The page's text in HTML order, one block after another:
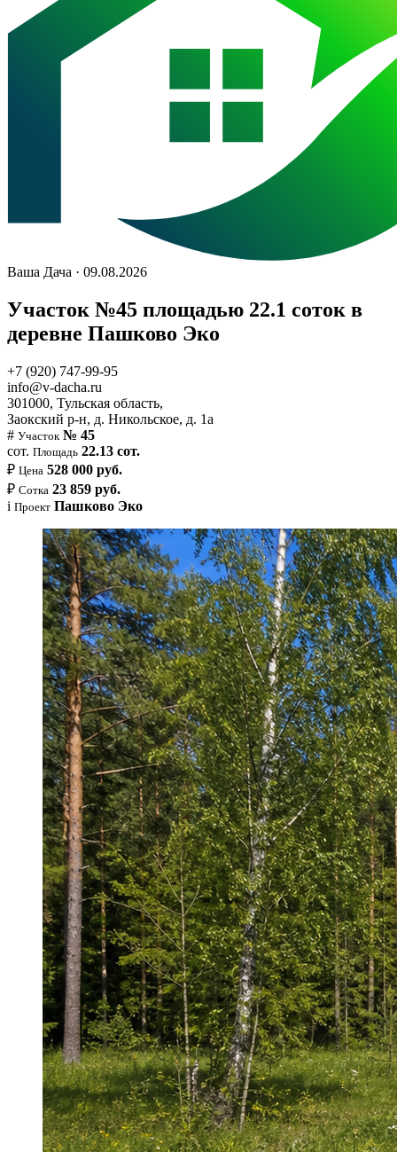
Ваша Дача · 09.08.2026
Участок №45 площадью 22.1 соток в
деревне Пашково Эко
+7 (920) 747-99-95
info@v-dacha.ru
301000, Тульская область,
Заокский р-н, д. Никольское, д. 1а
# Участок № 45
сот. Площадь 22.13 сот.
₽ Цена 528 000 руб.
₽ Сотка 23 859 руб.
i Проект Пашково Эко